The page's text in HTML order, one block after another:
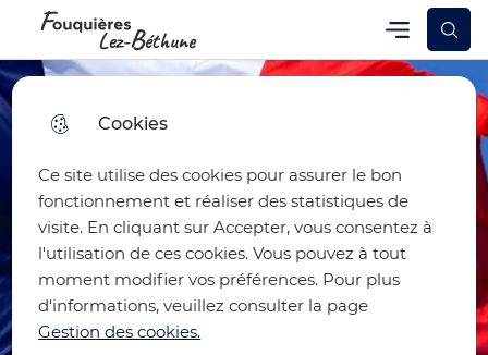
Cookies
Ce site utilise des cookies pour assurer le bon
fonctionnement et réaliser des statistiques de
visite. En cliquant sur Accepter, vous consentez à
l'utilisation de ces cookies. Vous pouvez à tout
moment modifier vos préférences. Pour plus
d'informations, veuillez consulter la page
Gestion des cookies.
Skip
menu
to
search
principal
Skip to
site
map
Fouquières-lez-Béthune Menu principal
Menu